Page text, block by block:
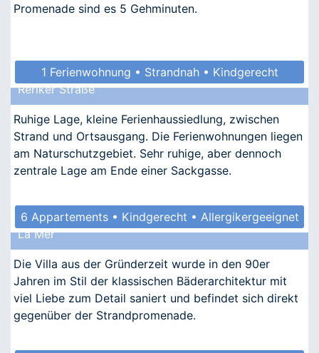
Promenade sind es 5 Gehminuten.
1 Ferienwohnung • Strandnah • Kindgerecht
Reriker Straße
Ruhige Lage, kleine Ferienhaussiedlung, zwischen
Strand und Ortsausgang. Die Ferienwohnungen liegen
am Naturschutzgebiet. Sehr ruhige, aber dennoch
zentrale Lage am Ende einer Sackgasse.
6 Appartements • Kindgerecht • Allergikergeeignet
La Mer
Die Villa aus der Gründerzeit wurde in den 90er
Jahren im Stil der klassischen Bäderarchitektur mit
viel Liebe zum Detail saniert und befindet sich direkt
gegenüber der Strandpromenade.